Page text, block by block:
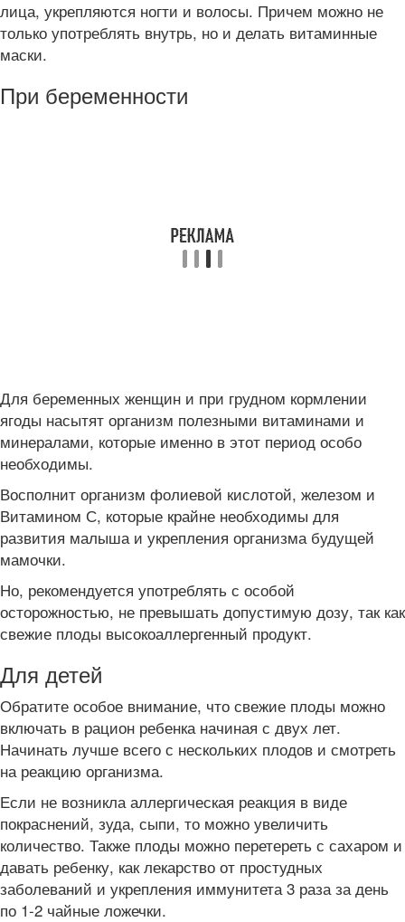
лица, укрепляются ногти и волосы. Причем можно не
только употреблять внутрь, но и делать витаминные
маски.
При беременности
Для беременных женщин и при грудном кормлении
ягоды насытят организм полезными витаминами и
минералами, которые именно в этот период особо
необходимы.
Восполнит организм фолиевой кислотой, железом и
Витамином С, которые крайне необходимы для
развития малыша и укрепления организма будущей
мамочки.
Но, рекомендуется употреблять с особой
осторожностью, не превышать допустимую дозу, так как
свежие плоды высокоаллергенный продукт.
Для детей
Обратите особое внимание, что свежие плоды можно
включать в рацион ребенка начиная с двух лет.
Начинать лучше всего с нескольких плодов и смотреть
на реакцию организма.
Если не возникла аллергическая реакция в виде
покраснений, зуда, сыпи, то можно увеличить
количество. Также плоды можно перетереть с сахаром и
давать ребенку, как лекарство от простудных
заболеваний и укрепления иммунитета 3 раза за день
по 1-2 чайные ложечки.